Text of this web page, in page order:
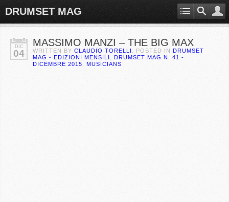
DRUMSET MAG
DIC
04
MASSIMO MANZI – THE BIG MAX
WRITTEN BY CLAUDIO TORELLI . POSTED IN DRUMSET
MAG - EDIZIONI MENSILI
DRUMSET MAG N. 41 -
DICEMBRE 2015
MUSICIANS